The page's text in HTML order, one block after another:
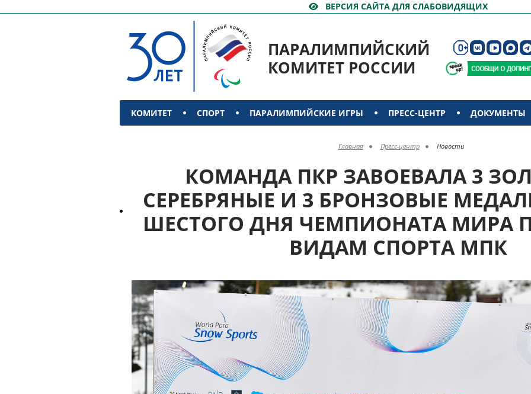
ВЕРСИЯ САЙТА ДЛЯ СЛАБОВИДЯЩИХ
ПАРАЛИМПИЙСКИЙ
КОМИТЕТ РОССИИ
КОМИТЕТ СПОРТ ПАРАЛИМПИЙСКИЕ ИГРЫ ПРЕСС-ЦЕНТР ДОКУМЕНТЫ
Главная Пресс-центр Новости
КОМАНДА ПКР ЗАВОЕВАЛА 3
СЕРЕБРЯНЫЕ И 3 БРОНЗОВЫЕ
ШЕСТОГО ДНЯ ЧЕМПИОНАТА МИРА
ВИДАМ СПОРТА МПК